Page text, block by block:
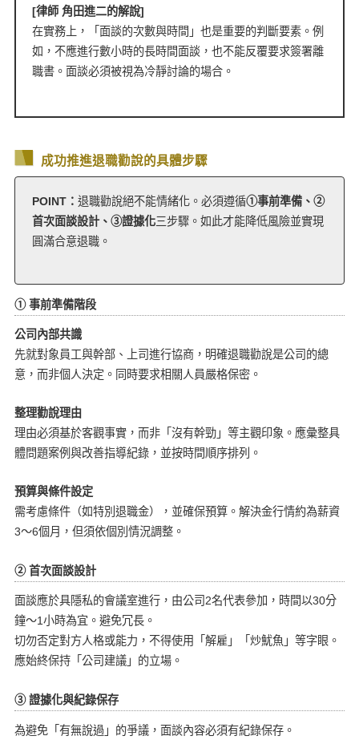
[律師 角田進二的解說]
在實務上，「面談的次數與時間」也是重要的判斷要素。例
如，不應進行數小時的長時間面談，也不能反覆要求簽署離
職書。面談必須被視為冷靜討論的場合。
成功推進退職勸說的具體步驟
POINT：退職勸說絕不能情緒化。必須遵循①事前準備、②
首次面談設計、③證據化三步驟。如此才能降低風險並實現
圓滿合意退職。
① 事前準備階段
公司內部共識
先就對象員工與幹部、上司進行協商，明確退職勸說是公司的總
意，而非個人決定。同時要求相關人員嚴格保密。
整理勸說理由
理由必須基於客觀事實，而非「沒有幹勁」等主觀印象。應彙整具
體問題案例與改善指導紀錄，並按時間順序排列。
預算與條件設定
需考慮條件（如特別退職金），並確保預算。解決金行情約為薪資
3〜6個月，但須依個別情況調整。
② 首次面談設計
面談應於具隱私的會議室進行，由公司2名代表參加，時間以30分
鐘〜1小時為宜。避免冗長。
切勿否定對方人格或能力，不得使用「解雇」「炒魷魚」等字眼。
應始終保持「公司建議」的立場。
③ 證據化與紀錄保存
為避免「有無說過」的爭議，面談內容必須有紀錄保存。